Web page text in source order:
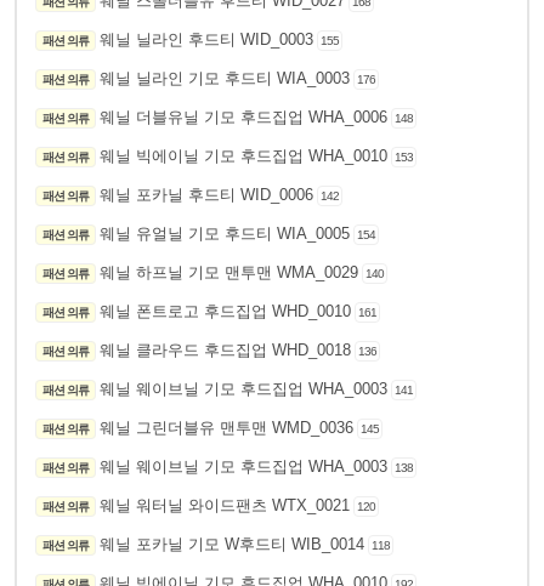
패션 의류 웨닐 닐라인 후드티 WID_0003 155
패션 의류 웨닐 닐라인 기모 후드티 WIA_0003 176
패션 의류 웨닐 더블유닐 기모 후드집업 WHA_0006 148
패션 의류 웨닐 빅에이닐 기모 후드집업 WHA_0010 153
패션 의류 웨닐 포카닐 후드티 WID_0006 142
패션 의류 웨닐 유얼닐 기모 후드티 WIA_0005 154
패션 의류 웨닐 하프닐 기모 맨투맨 WMA_0029 140
패션 의류 웨닐 폰트로고 후드집업 WHD_0010 161
패션 의류 웨닐 클라우드 후드집업 WHD_0018 136
패션 의류 웨닐 웨이브닐 기모 후드집업 WHA_0003 141
패션 의류 웨닐 그린더블유 맨투맨 WMD_0036 145
패션 의류 웨닐 웨이브닐 기모 후드집업 WHA_0003 138
패션 의류 웨닐 워터닐 와이드팬츠 WTX_0021 120
패션 의류 웨닐 포카닐 기모 W후드티 WIB_0014 118